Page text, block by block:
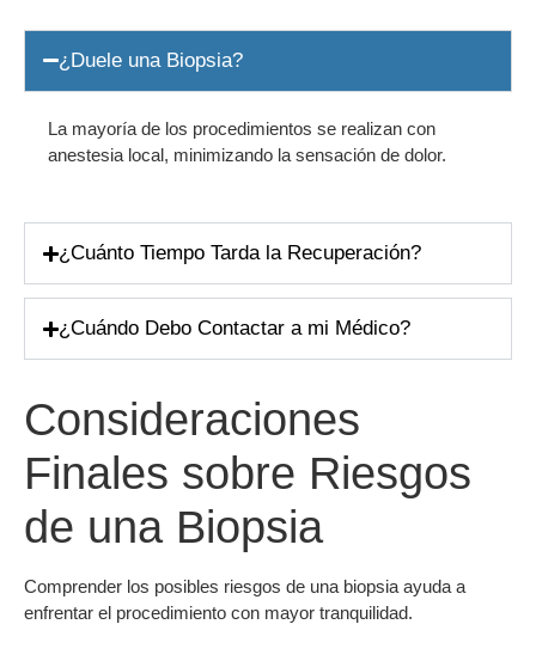
¿Duele una Biopsia?
La mayoría de los procedimientos se realizan con
anestesia local, minimizando la sensación de dolor.
¿Cuánto Tiempo Tarda la Recuperación?
¿Cuándo Debo Contactar a mi Médico?
Consideraciones
Finales sobre Riesgos
de una Biopsia
Comprender los posibles riesgos de una biopsia ayuda a
enfrentar el procedimiento con mayor tranquilidad.